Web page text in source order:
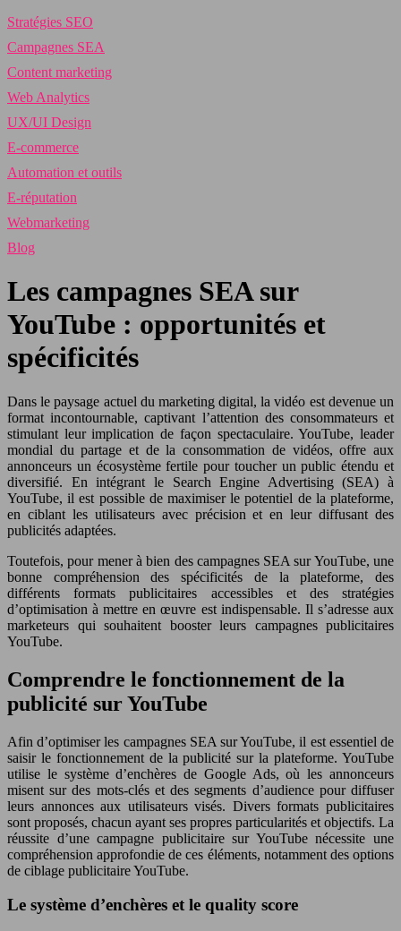
Stratégies SEO
Campagnes SEA
Content marketing
Web Analytics
UX/UI Design
E-commerce
Automation et outils
E-réputation
Webmarketing
Blog
Les campagnes SEA sur
YouTube : opportunités et
spécificités
Dans le paysage actuel du marketing digital, la vidéo est devenue un
format incontournable, captivant l’attention des consommateurs et
stimulant leur implication de façon spectaculaire. YouTube, leader
mondial du partage et de la consommation de vidéos, offre aux
annonceurs un écosystème fertile pour toucher un public étendu et
diversifié. En intégrant le Search Engine Advertising (SEA) à
YouTube, il est possible de maximiser le potentiel de la plateforme,
en ciblant les utilisateurs avec précision et en leur diffusant des
publicités adaptées.
Toutefois, pour mener à bien des campagnes SEA sur YouTube, une
bonne compréhension des spécificités de la plateforme, des
différents formats publicitaires accessibles et des stratégies
d’optimisation à mettre en œuvre est indispensable. Il s’adresse aux
marketeurs qui souhaitent booster leurs campagnes publicitaires
YouTube.
Comprendre le fonctionnement de la
publicité sur YouTube
Afin d’optimiser les campagnes SEA sur YouTube, il est essentiel de
saisir le fonctionnement de la publicité sur la plateforme. YouTube
utilise le système d’enchères de Google Ads, où les annonceurs
misent sur des mots-clés et des segments d’audience pour diffuser
leurs annonces aux utilisateurs visés. Divers formats publicitaires
sont proposés, chacun ayant ses propres particularités et objectifs. La
réussite d’une campagne publicitaire sur YouTube nécessite une
compréhension approfondie de ces éléments, notamment des options
de ciblage publicitaire YouTube.
Le système d’enchères et le quality score